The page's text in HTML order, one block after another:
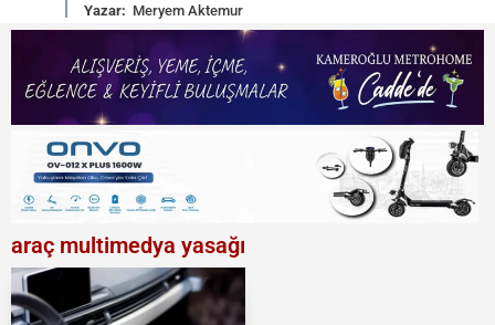
Yazar: Meryem Aktemur
araç multimedya yasağı